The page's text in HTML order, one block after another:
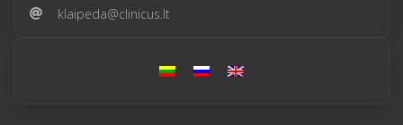
klaipeda@clinicus.lt